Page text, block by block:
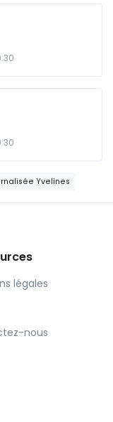
Yvelines
légales
nous